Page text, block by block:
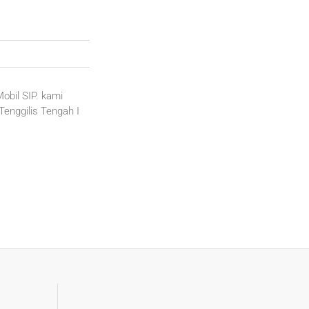
SIP. kami
Tengah I